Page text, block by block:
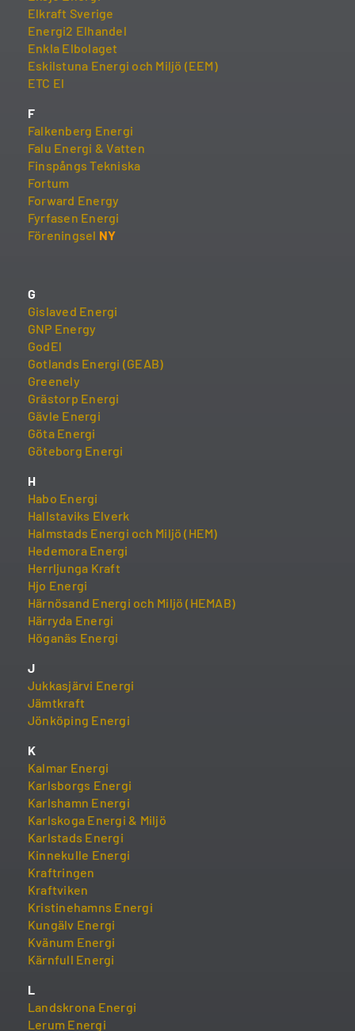
Elkraft Sverige
Energi2 Elhandel
Enkla Elbolaget
Eskilstuna Energi och Miljö (EEM)
ETC El
F
Falkenberg Energi
Falu Energi & Vatten
Finspångs Tekniska
Fortum
Forward Energy
Fyrfasen Energi
Föreningsel NY
G
Gislaved Energi
GNP Energy
GodEl
Gotlands Energi (GEAB)
Greenely
Grästorp Energi
Gävle Energi
Göta Energi
Göteborg Energi
H
Habo Energi
Hallstaviks Elverk
Halmstads Energi och Miljö (HEM)
Hedemora Energi
Herrljunga Kraft
Hjo Energi
Härnösand Energi och Miljö (HEMAB)
Härryda Energi
Höganäs Energi
J
Jukkasjärvi Energi
Jämtkraft
Jönköping Energi
K
Kalmar Energi
Karlsborgs Energi
Karlshamn Energi
Karlskoga Energi & Miljö
Karlstads Energi
Kinnekulle Energi
Kraftringen
Kraftviken
Kristinehamns Energi
Kungälv Energi
Kvänum Energi
Kärnfull Energi
L
Landskrona Energi
Lerum Energi